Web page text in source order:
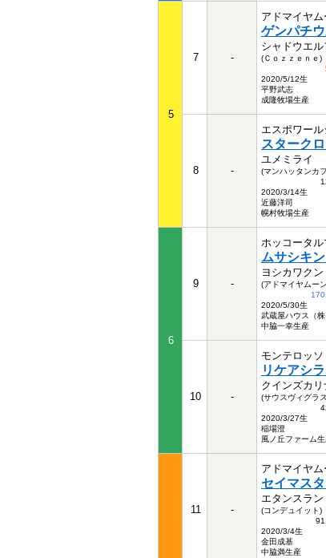
5
7 -
アドマイヤム
ゲンパチ
シャドウエル
(Ｃｏｚｚｅｎｅ)
2020/5/12生
平野武志
成隆牧場生産
8 -
エスポワール
スターク
ユメミライ
(マンハッタンカ
2020/3/14生
近藤洋司
幌村牧場生産
6
9 -
ホッコータル
ムサシキ
ヨシカワクン
(アドマイヤムー
2020/5/30生
武蔵屋ハウス（株
中脇一幸生産
10 -
モンテロッソ
リケアシ
クインズカリ
(サウスヴィグラ
2020/3/27生
稲場澄
風ノ丘ファーム
11 -
アドマイヤム
セイマス
エタンスラン
(コンデュイット)
2020/3/4生
金田成基
中脇満生産